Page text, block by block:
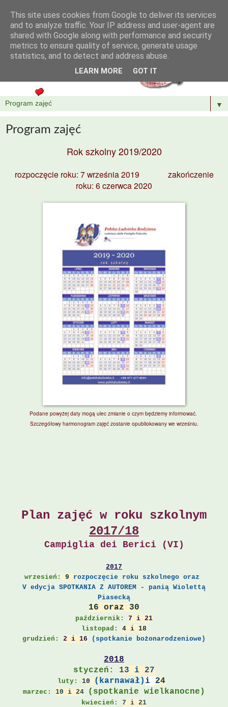
▼
Program zajęć
Rok szkolny 2019/2020
rozpoczęcie roku: 7 września 2019 zakończenie
roku: 6 czerwca 2020
Podane powyżej daty mogą ulec zmianie o czym będziemy informować.
Szczegółowy harmonogram zajęć zostanie opubliokowany we wrześniu.
Plan zajęć w roku szkolnym
2017/18
Campiglia dei Berici (VI)
2017
wrzesień:
9
rozpoczęcie roku szkolnego oraz
V edycja SPOTKANIA Z AUTOREM - panią Wiolettą
Piasecką
16 oraz 30
październik: 7 i 21
listopad:
4 i 18
grudzień:
2 i 16 (spotkanie bożonarodzeniowe)
2018
styczeń: 13 i 27
luty: 10 (karnawał) i 24
marzec: 10 i 24 (spotkanie wielkanocne)
kwiecień:
7 i 21
This site uses cookies from Google to deliver its services
and to analyze traffic. Your IP address and user-agent are
shared with Google along with performance and security
metrics to ensure quality of service, generate usage
statistics, and to detect and address abuse.
LEARN MORE GOT IT